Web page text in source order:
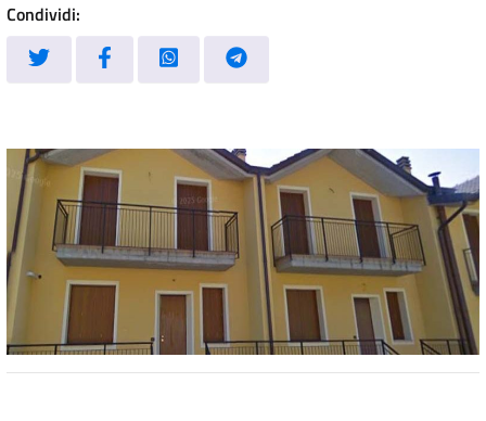
Condividi: